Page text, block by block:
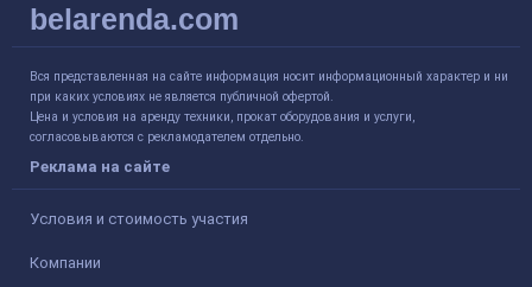
belarenda.com
Вся представленная на сайте информация носит информационный характер и ни
при каких условиях не является публичной офертой.
Цена и условия на аренду техники, прокат оборудования и услуги,
согласовываются с рекламодателем отдельно.
Реклама на сайте
Условия и стоимость участия
Компании